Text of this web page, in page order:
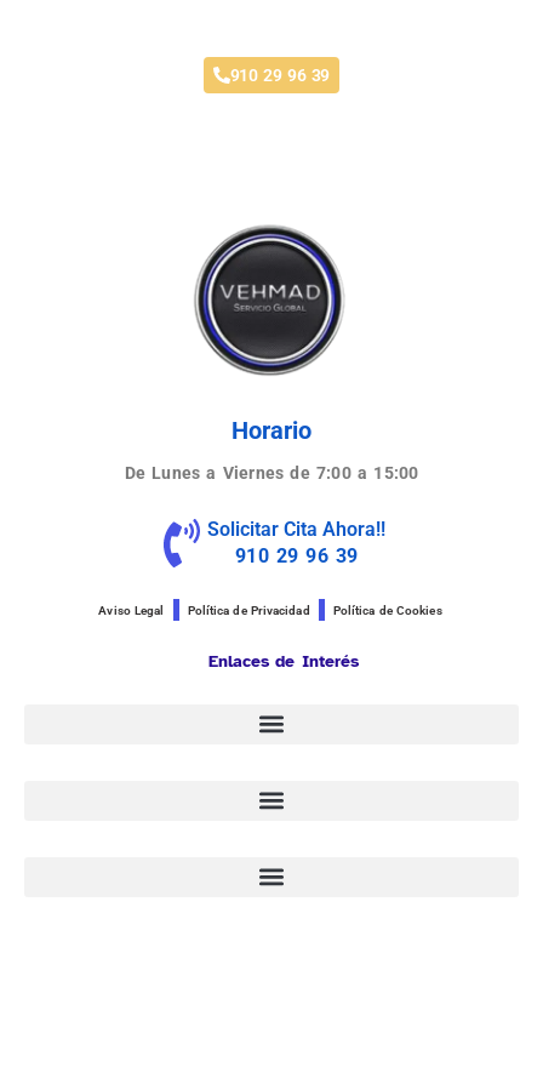
910 29 96 39
Horario
De Lunes a Viernes de 7:00 a 15:00
Solicitar Cita Ahora!!
910 29 96 39
Aviso Legal Política de Privacidad Política de Cookies
Enlaces de Interés